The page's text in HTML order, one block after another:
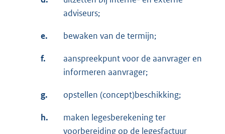
adviseurs;
e. bewaken van de termijn;
f.
aanspreekpunt voor de aanvrager en
informeren aanvrager;
g. opstellen (concept)beschikking;
h.
maken legesberekening ter
voorbereiding op de legesfactuur